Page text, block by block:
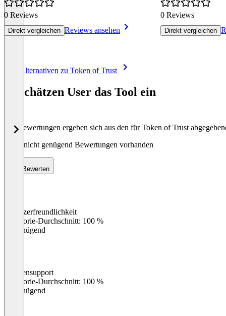
0 Reviews
Direkt vergleichen Reviews ansehen
0 Reviews
Direkt vergleichen
Alle Alternativen zu Token of Trust
So schätzen User das Tool ein
Die Bewertungen ergeben sich aus den für Token of Trust
Noch nicht genügend Bewertungen vorhanden
Bewerten
Benutzerfreundlichkeit
Kategorie-Durchschnitt: 100 %
Ungenügend
Kundensupport
Kategorie-Durchschnitt: 100 %
Ungenügend